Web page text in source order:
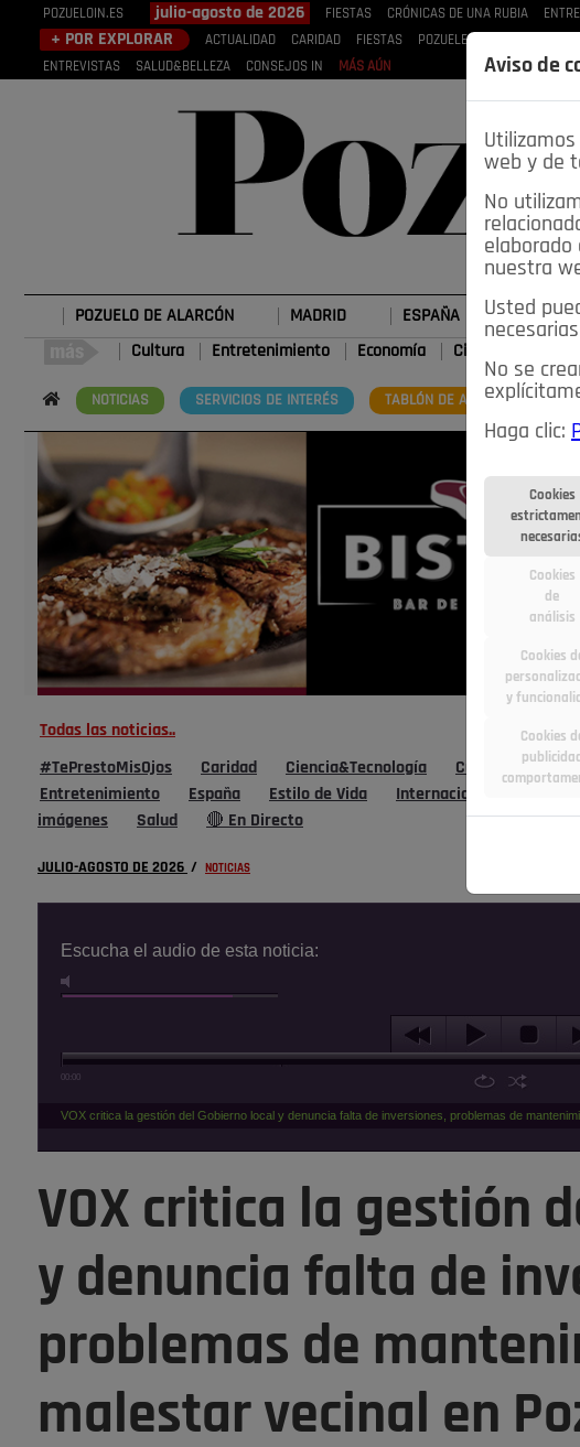
POZUELOIN.ES julio-agosto de 2026 FIESTAS CRÓNICAS DE UNA RUBIA
+ POR EXPLORAR ACTUALIDAD CARIDAD FIESTAS POZUELEROS
ENTREVISTAS
SALUD&BELLEZA CONSEJOS IN MÁS AÚN
POZUELO DE ALARCÓN MADRID ESPAÑA
Cultura Entretenimiento Economía
NOTICIAS SERVICIOS DE INTERÉS TABLÓN DE ANUNCIOS
Todas las noticias..
#TePrestoMisOjos Caridad Ciencia&Tecnología Cultura
Entretenimiento
España Estilo de Vida Internacional
imágenes
Salud 🔴 En Directo
JULIO-AGOSTO DE 2026 / NOTICIAS
Escucha el audio de esta noticia:
00:00
VOX critica la gestión del Gobierno local y denuncia falta de inversiones, problemas de
VOX critica la gestión
y denuncia falta de
problemas de
malestar vecinal en
Aviso de
web y de
No
elaborado
nuestra
Usted
No se
Haga clic:
Cookies
Cookies
de
análisis
Cookies
y
Cookies
publicidad